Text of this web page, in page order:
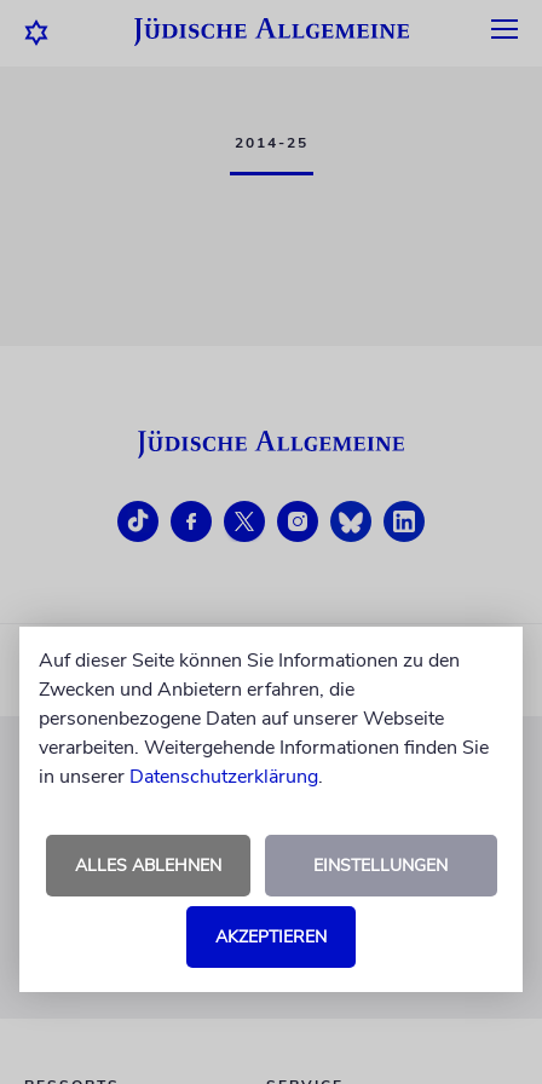
2014-25
KUNDENSERVICE
+49 30 275833 0
Mo-Do 9-17 Uhr
verlag@juedische-allgemeine.de
redaktion@juedische-allgemeine.de
Auf dieser Seite können Sie Informationen zu den
Zwecken und Anbietern erfahren, die
personenbezogene Daten auf unserer Webseite
verarbeiten. Weitergehende Informationen finden Sie
in unserer Datenschutzerklärung.
ALLES ABLEHNEN EINSTELLUNGEN
AKZEPTIEREN